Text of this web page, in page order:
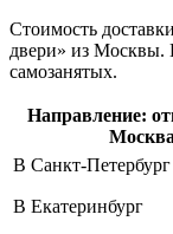
Стоимость
двери» из Москвы.
самозанятых.
Направление:
Москва
В Санкт-Петербург
В Екатеринбург